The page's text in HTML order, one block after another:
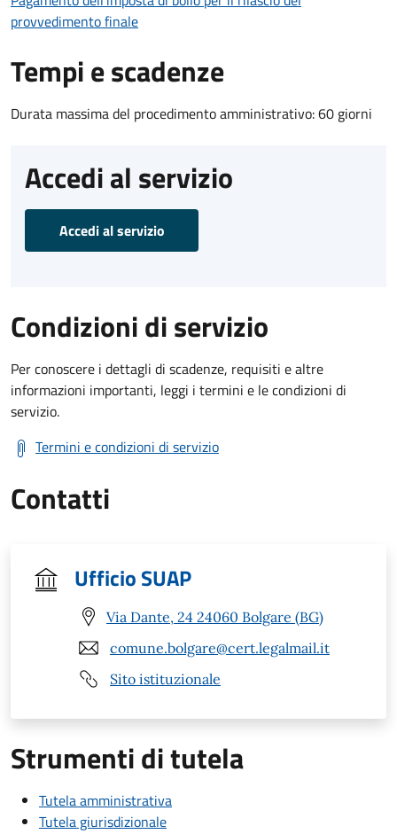
provvedimento finale
Tempi e scadenze
Durata massima del procedimento amministrativo: 60 giorni
Accedi al servizio
Accedi al servizio
Condizioni di servizio
Per conoscere i dettagli di scadenze, requisiti e altre
informazioni importanti, leggi i termini e le condizioni di
servizio.
Termini e condizioni di servizio
Contatti
Ufficio SUAP
Via Dante, 24 24060 Bolgare (BG)
comune.bolgare@cert.legalmail.it
Sito istituzionale
Strumenti di tutela
Tutela amministrativa
Tutela giurisdizionale